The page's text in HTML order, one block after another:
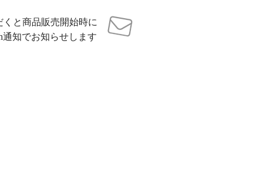
くと商品販売開始時に
通知でお知らせします